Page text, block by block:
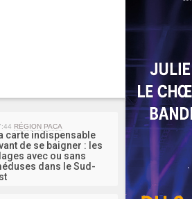
MA
RÉGION PACA
carte indispensable
de se baigner : les
avec ou sans
dans le Sud-